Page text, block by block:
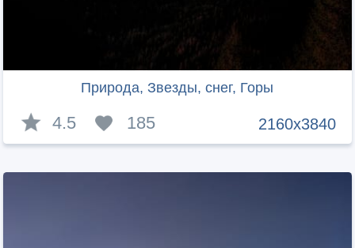
Природа, Звезды, снег, Горы
2160x3840
4.5 185